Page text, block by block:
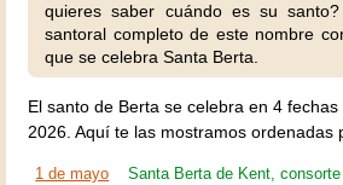
quieres saber cuándo es su
santoral completo de este nombre
que se celebra Santa Berta.
El santo de Berta se celebra en 4
2026. Aquí te las mostramos ordenadas
1 de mayo Santa Berta de Kent, consorte